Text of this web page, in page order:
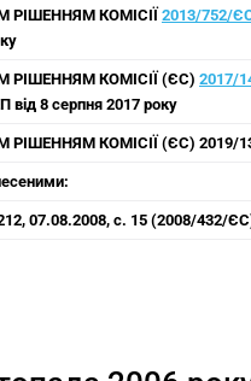
РІШЕННЯМ КОМІСІЇ 2013/752/
РІШЕННЯМ КОМІСІЇ (ЄС) 2017/
від 8 серпня 2017 року
КОМІСІЇ (ЄС) 2019/
07.08.2008, с. 15 (2008/432/